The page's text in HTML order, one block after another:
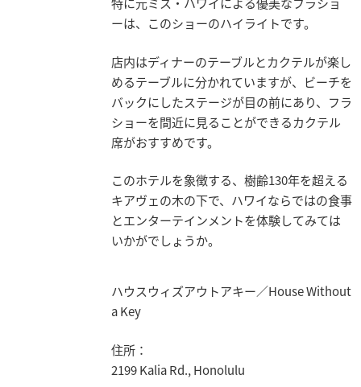
ーは、このショーのハイライトです。
店内はディナーのテーブルとカクテルが楽し
めるテーブルに分かれていますが、ビーチを
バックにしたステージが目の前にあり、フラ
ショーを間近に見ることができるカクテル
席がおすすめです。
このホテルを象徴する、樹齢130年を超える
キアヴェの木の下で、ハワイならではの食事
とエンターテインメントを体験してみては
いかがでしょうか。
ハウスウィズアウトアキー／House Without
a Key
住所：
2199 Kalia Rd., Honolulu